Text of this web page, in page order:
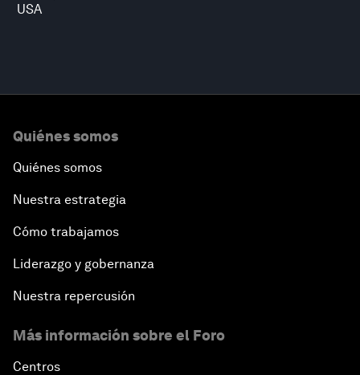
USA
Quiénes somos
Quiénes somos
Nuestra estrategia
Cómo trabajamos
Liderazgo y gobernanza
Nuestra repercusión
Más información sobre el Foro
Centros